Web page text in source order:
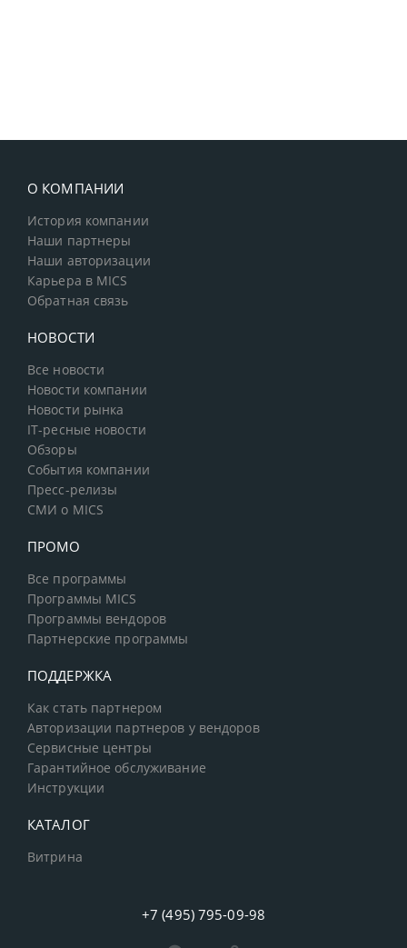
О КОМПАНИИ
История компании
Наши партнеры
Наши авторизации
Карьера в MICS
Обратная связь
НОВОСТИ
Все новости
Новости компании
Новости рынка
IT-ресные новости
Обзоры
События компании
Пресс-релизы
СМИ о MICS
ПРОМО
Все программы
Программы MICS
Программы вендоров
Партнерские программы
ПОДДЕРЖКА
Как стать партнером
Авторизации партнеров у вендоров
Сервисные центры
Гарантийное обслуживание
Инструкции
КАТАЛОГ
Витрина
+7 (495) 795-09-98